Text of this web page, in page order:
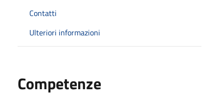
Contatti
Ulteriori informazioni
Competenze